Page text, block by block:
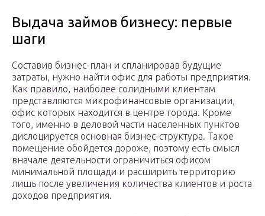
Выдача займов бизнесу: первые
шаги
Составив бизнес-план и спланировав будущие
затраты, нужно найти офис для работы предприятия.
Как правило, наиболее солидными клиентам
представляются микрофинансовые организации,
офис которых находится в центре города. Кроме
того, именно в деловой части населенных пунктов
дислоцируется основная бизнес-структура. Такое
помещение обойдется дороже, поэтому есть смысл
вначале деятельности ограничиться офисом
минимальной площади и расширить территорию
лишь после увеличения количества клиентов и роста
доходов предприятия.